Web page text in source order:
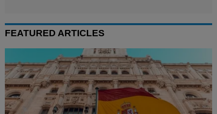
FEATURED ARTICLES